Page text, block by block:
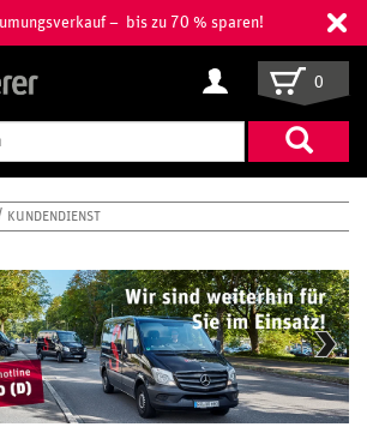
– bis zu 70 % sparen!
Suchbegriff
eingeben
0
KUNDENDIENST